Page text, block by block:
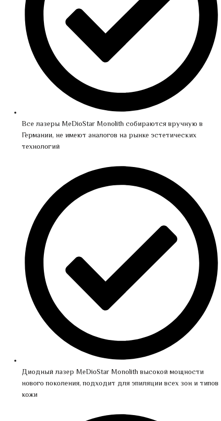
Все лазеры MeDioStar Monolith собираются вручную в
Германии, не имеют аналогов на рынке эстетических
технологий
Диодный лазер MeDioStar Monolith высокой мощности
нового поколения, подходит для эпиляции всех зон и типов
кожи